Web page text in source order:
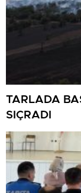
TARLADA
SIÇRADI